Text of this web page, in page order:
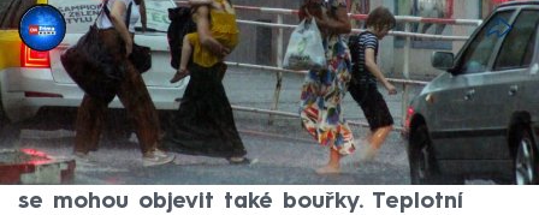
Michael Cardal
30. čvc 2025, 07:23
Česko se v nejbližších dnech letního počasí
nedočká. Během zbytku týdne zasáhne
většinu území déšť nebo přeháňky, místy
se mohou objevit také bouřky. Teplotní